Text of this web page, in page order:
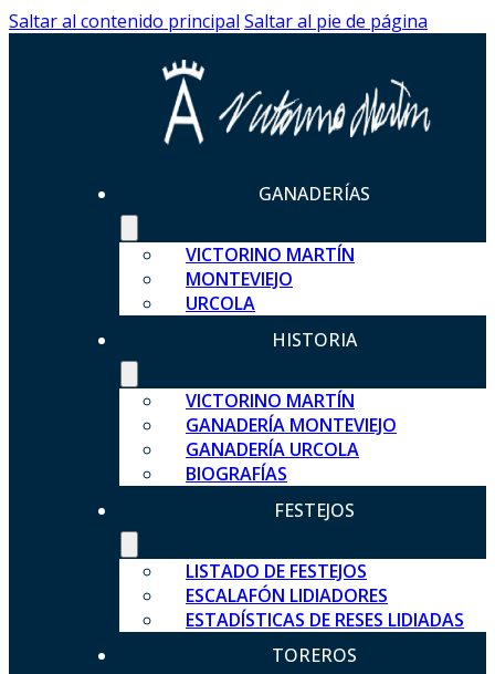
Saltar al contenido principal Saltar al pie de página
GANADERÍAS
VICTORINO MARTÍN
MONTEVIEJO
URCOLA
HISTORIA
VICTORINO MARTÍN
GANADERÍA MONTEVIEJO
GANADERÍA URCOLA
BIOGRAFÍAS
FESTEJOS
LISTADO DE FESTEJOS
ESCALAFÓN LIDIADORES
ESTADÍSTICAS DE RESES LIDIADAS
TOREROS